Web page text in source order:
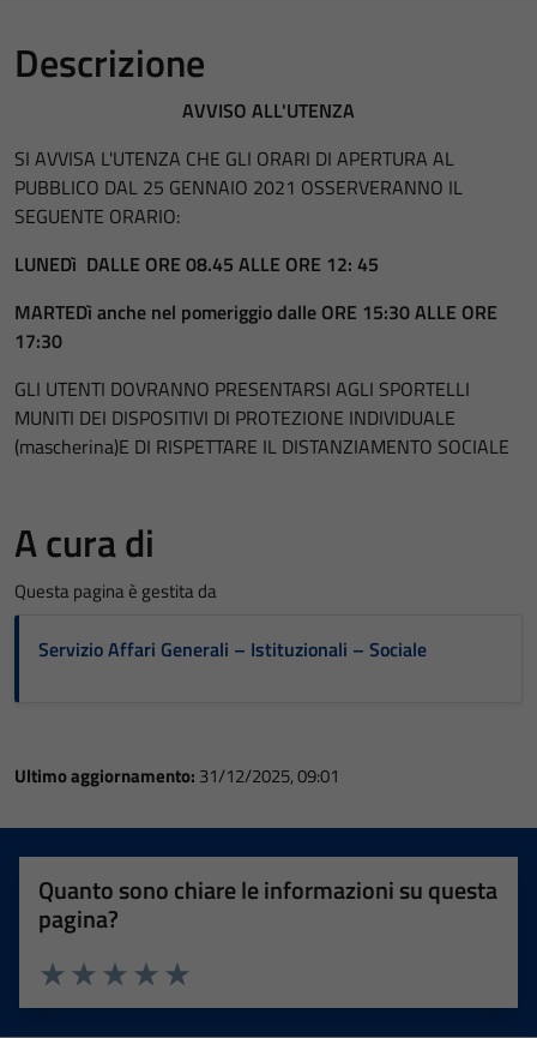
Descrizione
AVVISO ALL'UTENZA
SI AVVISA L'UTENZA CHE GLI ORARI DI APERTURA AL
PUBBLICO DAL 25 GENNAIO 2021 OSSERVERANNO IL
SEGUENTE ORARIO:
LUNEDì DALLE ORE 08.45 ALLE ORE 12: 45
MARTEDì anche nel pomeriggio dalle ORE 15:30 ALLE ORE
17:30
GLI UTENTI DOVRANNO PRESENTARSI AGLI SPORTELLI
MUNITI DEI DISPOSITIVI DI PROTEZIONE INDIVIDUALE
(mascherina)E DI RISPETTARE IL DISTANZIAMENTO SOCIALE
A cura di
Questa pagina è gestita da
Servizio Affari Generali – Istituzionali – Sociale
Ultimo aggiornamento: 31/12/2025, 09:01
Quanto sono chiare le informazioni su questa
pagina?
Valuta 5 stelle su 5
Valuta 4 stelle su 5
Valuta 3 stelle su 5
Valuta 2 stelle su 5
Valuta 1 stelle su 5